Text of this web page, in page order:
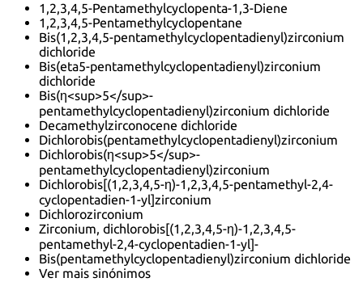
1,2,3,4,5-Pentamethylcyclopenta-1,3-Diene
1,2,3,4,5-Pentamethylcyclopentane
Bis(1,2,3,4,5-pentamethylcyclopentadienyl)zirconium
dichloride
Bis(eta5-pentamethylcyclopentadienyl)zirconium
dichloride
Bis(η<sup>5</sup>-
pentamethylcyclopentadienyl)zirconium dichloride
Decamethylzirconocene dichloride
Dichlorobis(pentamethylcyclopentadienyl)zirconium
Dichlorobis(η<sup>5</sup>-
pentamethylcyclopentadienyl)zirconium
Dichlorobis[(1,2,3,4,5-η)-1,2,3,4,5-pentamethyl-2,4-
cyclopentadien-1-yl]zirconium
Dichlorozirconium
Zirconium, dichlorobis[(1,2,3,4,5-η)-1,2,3,4,5-
pentamethyl-2,4-cyclopentadien-1-yl]-
Bis(pentamethylcyclopentadienyl)zirconium dichloride
Ver mais sinónimos